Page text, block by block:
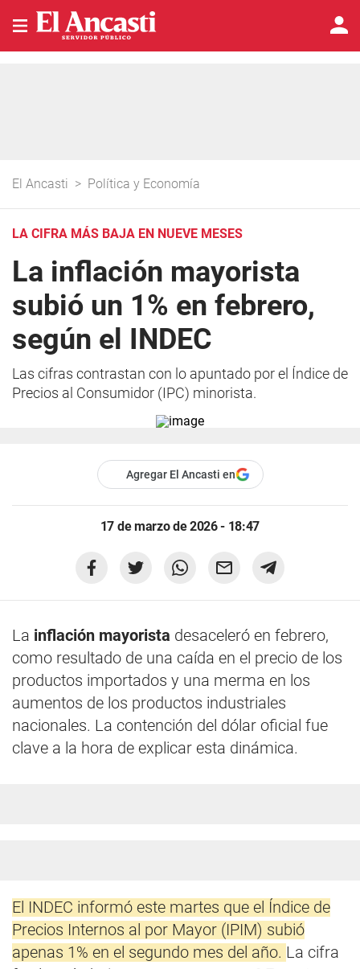
El Ancasti > Política y Economía
LA CIFRA MÁS BAJA EN NUEVE MESES
La inflación mayorista
subió un 1% en febrero,
según el INDEC
Las cifras contrastan con lo apuntado por el Índice de
Precios al Consumidor (IPC) minorista.
Agregar El Ancasti en
17 de marzo de 2026 - 18:47
La inflación mayorista desaceleró en febrero,
como resultado de una caída en el precio de los
productos importados y una merma en los
aumentos de los productos industriales
nacionales. La contención del dólar oficial fue
clave a la hora de explicar esta dinámica.
El INDEC informó este martes que el Índice de
Precios Internos al por Mayor (IPIM) subió
apenas 1% en el segundo mes del año. La cifra